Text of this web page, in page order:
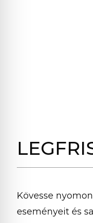
Kövesse
eseményeit és